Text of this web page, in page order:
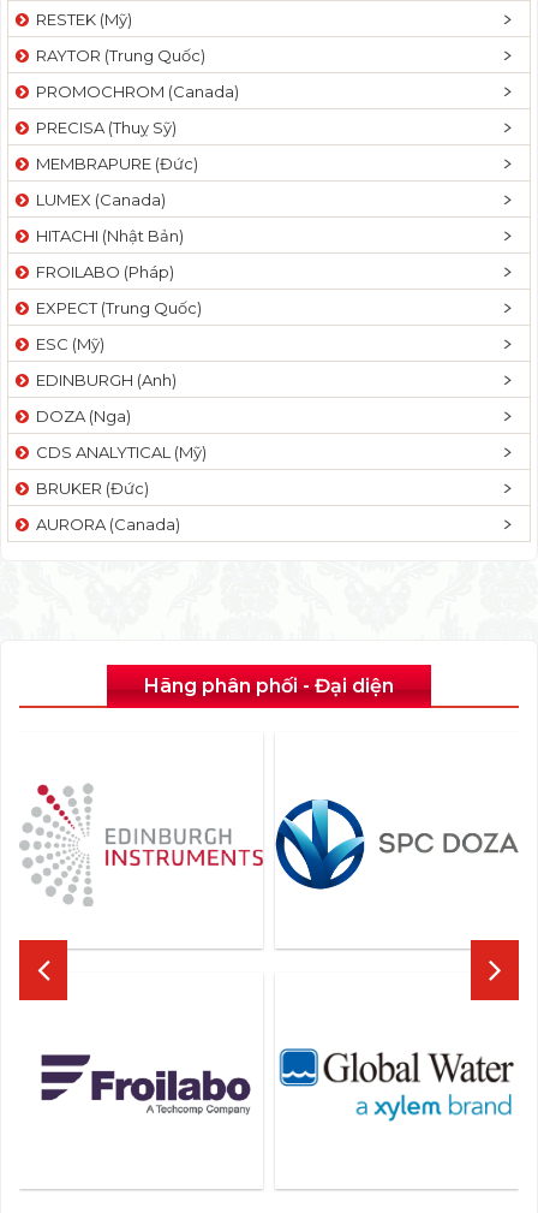
RESTEK (Mỹ)
RAYTOR (Trung Quốc)
PROMOCHROM (Canada)
PRECISA (Thuỵ Sỹ)
MEMBRAPURE (Đức)
LUMEX (Canada)
HITACHI (Nhật Bản)
FROILABO (Pháp)
EXPECT (Trung Quốc)
ESC (Mỹ)
EDINBURGH (Anh)
DOZA (Nga)
CDS ANALYTICAL (Mỹ)
BRUKER (Đức)
AURORA (Canada)
Hãng phân phối - Đại diện